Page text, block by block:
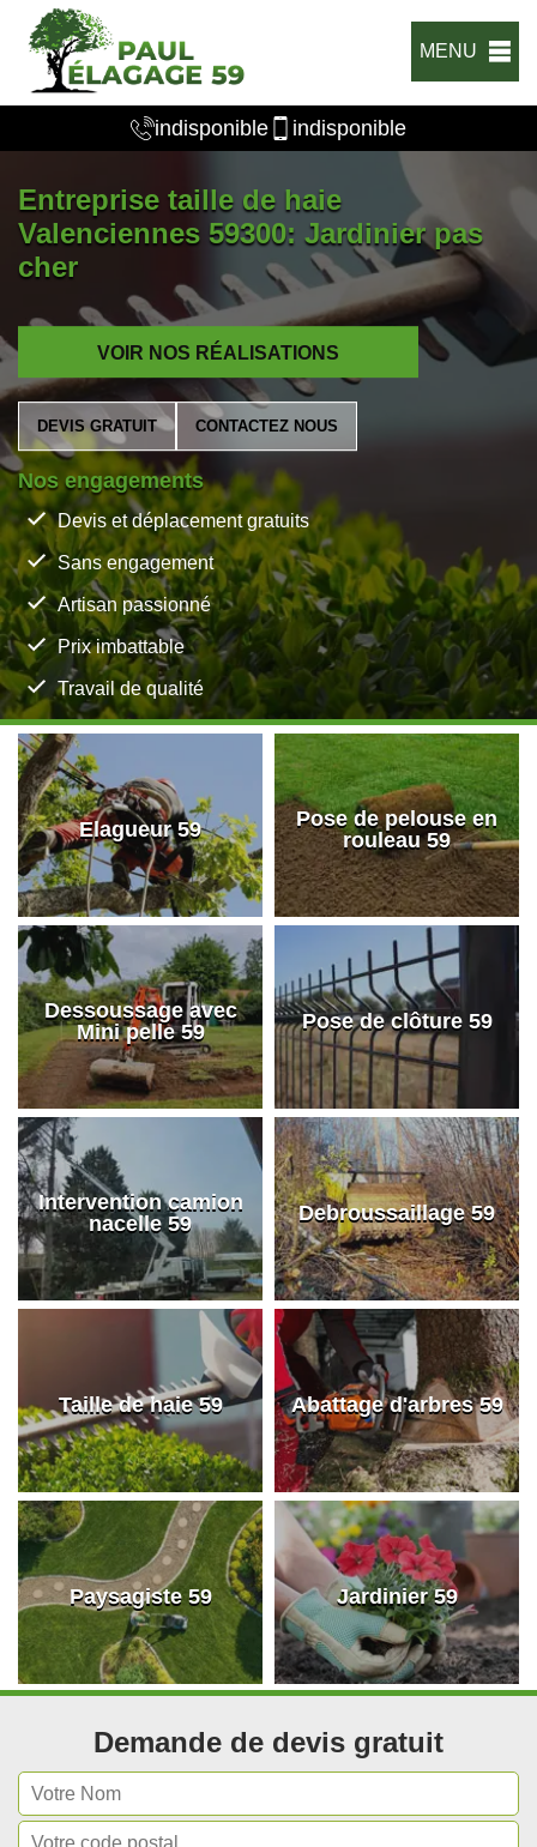
MENU
indisponible indisponible
Entreprise taille de haie
Valenciennes 59300: Jardinier pas
cher
VOIR NOS RÉALISATIONS
DEVIS GRATUIT CONTACTEZ NOUS
Nos engagements
Devis et déplacement gratuits
Sans engagement
Artisan passionné
Prix imbattable
Travail de qualité
Elagueur 59
Pose de pelouse en
rouleau 59
Dessoussage avec
Mini pelle 59
Pose de clôture 59
Intervention camion
nacelle 59
Debroussaillage 59
Taille de haie 59 Abattage d'arbres 59
Paysagiste 59 Jardinier 59
Demande de devis gratuit